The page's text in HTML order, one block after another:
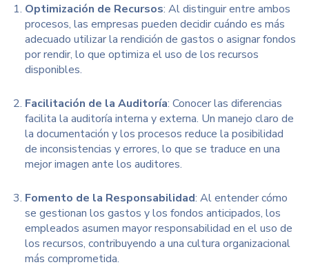
Optimización de Recursos: Al distinguir entre ambos
procesos, las empresas pueden decidir cuándo es más
adecuado utilizar la rendición de gastos o asignar fondos
por rendir, lo que optimiza el uso de los recursos
disponibles.
Facilitación de la Auditoría: Conocer las diferencias
facilita la auditoría interna y externa. Un manejo claro de
la documentación y los procesos reduce la posibilidad
de inconsistencias y errores, lo que se traduce en una
mejor imagen ante los auditores.
Fomento de la Responsabilidad: Al entender cómo
se gestionan los gastos y los fondos anticipados, los
empleados asumen mayor responsabilidad en el uso de
los recursos, contribuyendo a una cultura organizacional
más comprometida.